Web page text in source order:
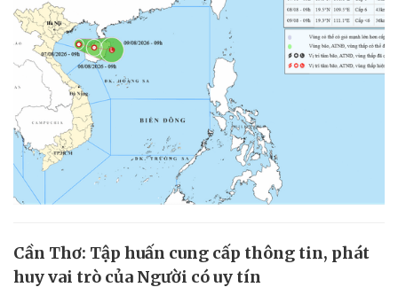
Cần Thơ: Tập huấn cung cấp thông tin, phát
huy vai trò của Người có uy tín